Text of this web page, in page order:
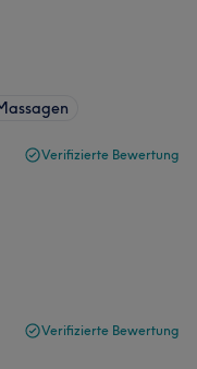
Verifizierte Bewertung
Verifizierte Bewertung